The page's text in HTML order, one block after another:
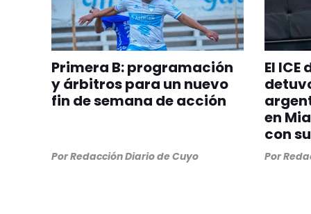
Primera B: programación
y árbitros para un nuevo
fin de semana de acción
PorRedacción Diario de Cuyo
El ICE
en
con
Por